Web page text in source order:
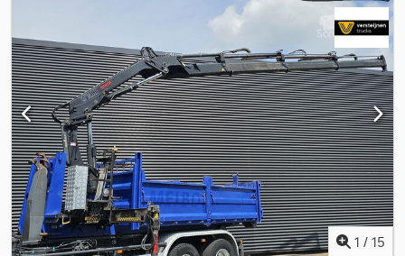
Schäden: keines Garantie Garantie: 12 Monate Produktsicherheit
Hersteller: Global Fliegenschmidt DE EU zuständig: Gilbert
Versluis Vlietskade 1703 4241 WJ Arkel, NL = Firmeninformationen
= Direkt vom Alleinimporteur aller Marken! Keine
Zwischenhändler, nur direkt vom Importeur. GROSSER
LAGERBESTAND, sofort lieferbar.
1 / 15